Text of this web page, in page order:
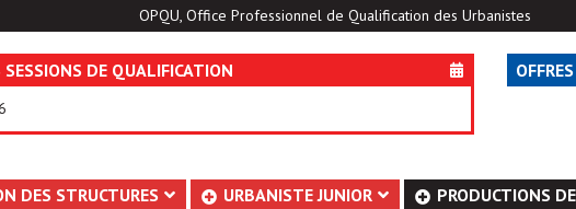
OPQU, Office Professionnel de Qualification des Urbanistes
SESSIONS DE QUALIFICATION
DES STRUCTURES URBANISTE JUNIOR PRODUCTIONS